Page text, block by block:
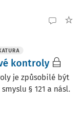
kontroly
je způsobilé být
§ 121 a násl.